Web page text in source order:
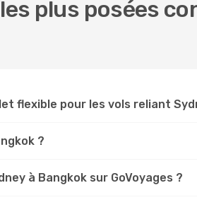
plus posées
flexible pour les vols reliant
?
à Bangkok sur GoVoyages ?